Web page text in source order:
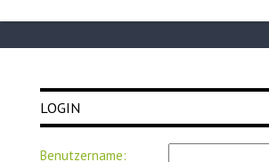
LOGIN
Benutzername: